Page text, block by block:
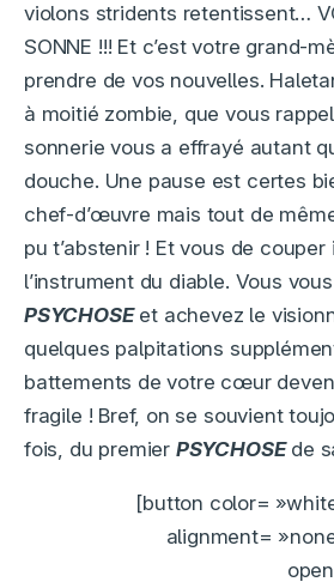
violons stridents retentissent…
SONNE !!! Et c’est votre grand-
prendre de vos nouvelles.
à moitié zombie, que vous
sonnerie vous a effrayé autant
douche. Une pause est certes
chef-d’œuvre mais tout de
pu t’abstenir ! Et vous de
l’instrument du diable. Vous
PSYCHOSEet achevez le
quelques palpitations
battements de votre cœur
fragile ! Bref, on se souvient
fois, du premier PSYCHOSEde
[button color=
alignment=